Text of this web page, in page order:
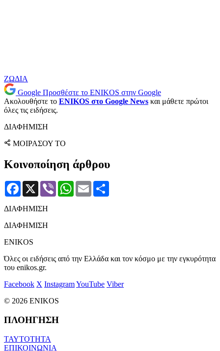
ΖΩΔΙΑ
Google Προσθέστε το ENIKOS στην Google
Ακολουθήστε το ENIKOS στο Google News και μάθετε πρώτοι
όλες τις ειδήσεις.
ΔΙΑΦΗΜΙΣΗ
ΜΟΙΡΑΣΟΥ ΤΟ
Κοινοποίηση άρθρου
Facebook
X Viber WhatsApp
Email
ΔΙΑΦΗΜΙΣΗ
ΔΙΑΦΗΜΙΣΗ
ENIKOS
Όλες οι ειδήσεις από την Ελλάδα και τον κόσμο με την εγκυρότητα
του enikos.gr.
Facebook X InstagramYouTube Viber
© 2026 ENIKOS
ΠΛΟΗΓΗΣΗ
ΤΑΥΤΟΤΗΤΑ
ΕΠΙΚΟΙΝΩΝΙΑ